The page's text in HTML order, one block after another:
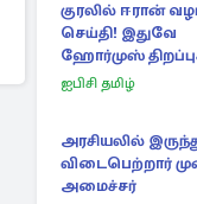
குரலில் ஈரான்
செய்தி! இதுவே
ஹோர்முஸ்
நிபந்தனை
ஐபிசி தமிழ்
அரசியலில்
விடைபெற்றார்
அமைச்சர்